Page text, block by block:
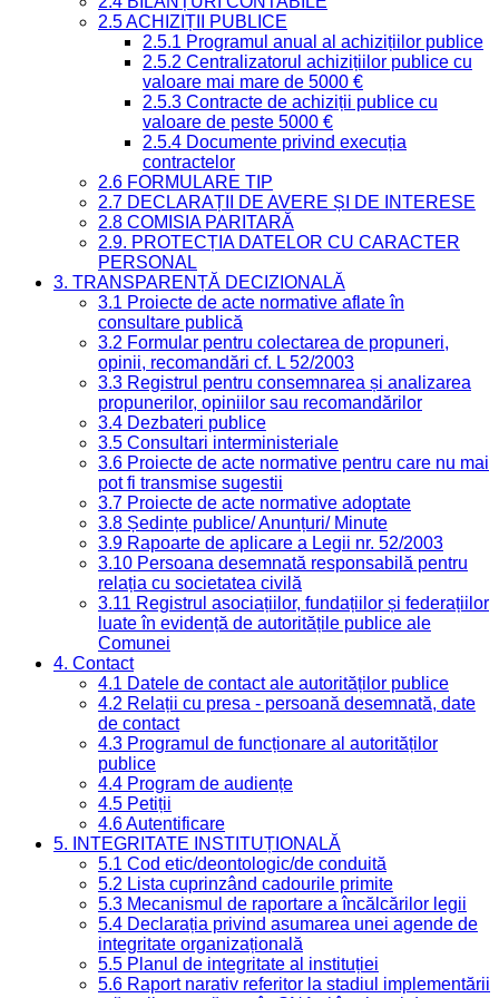
2.5 ACHIZIȚII PUBLICE
2.5.1 Programul anual al achizițiilor publice
2.5.2 Centralizatorul achizițiilor publice cu
valoare mai mare de 5000 €
2.5.3 Contracte de achiziții publice cu
valoare de peste 5000 €
2.5.4 Documente privind execuția
contractelor
2.6 FORMULARE TIP
2.7 DECLARAȚII DE AVERE ȘI DE INTERESE
2.8 COMISIA PARITARĂ
2.9. PROTECȚIA DATELOR CU CARACTER
PERSONAL
3. TRANSPARENȚĂ DECIZIONALĂ
3.1 Proiecte de acte normative aflate în
consultare publică
3.2 Formular pentru colectarea de propuneri,
opinii, recomandări cf. L 52/2003
3.3 Registrul pentru consemnarea și analizarea
propunerilor, opiniilor sau recomandărilor
3.4 Dezbateri publice
3.5 Consultari interministeriale
3.6 Proiecte de acte normative pentru care nu mai
pot fi transmise sugestii
3.7 Proiecte de acte normative adoptate
3.8 Ședințe publice/ Anunțuri/ Minute
3.9 Rapoarte de aplicare a Legii nr. 52/2003
3.10 Persoana desemnată responsabilă pentru
relația cu societatea civilă
3.11 Registrul asociațiilor, fundațiilor și federațiilor
luate în evidență de autoritățile publice ale
Comunei
4. Contact
4.1 Datele de contact ale autorităților publice
4.2 Relații cu presa - persoană desemnată, date
de contact
4.3 Programul de funcționare al autorităților
publice
4.4 Program de audiențe
4.5 Petiții
4.6 Autentificare
5. INTEGRITATE INSTITUȚIONALĂ
5.1 Cod etic/deontologic/de conduită
5.2 Lista cuprinzând cadourile primite
5.3 Mecanismul de raportare a încălcărilor legii
5.4 Declarația privind asumarea unei agende de
integritate organizațională
5.5 Planul de integritate al instituției
5.6 Raport narativ referitor la stadiul implementării